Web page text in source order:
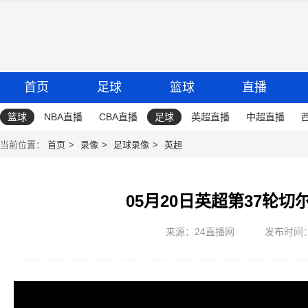
首页 足球 篮球 直播
篮球 NBA直播 CBA直播 足球 英超直播 中超直播
当前位置： 首页 录像 足球录像 英超
05月20日英超第37轮切
来源：24直播网 发布时间